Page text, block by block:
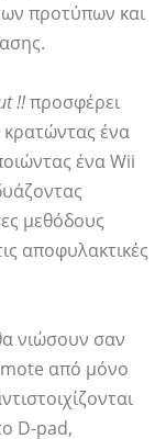
προτύπων και
!!προσφέρει
κρατώντας ένα
ένα Wii
μεθόδους
αποφυλακτικές
νιώσουν σαν
από μόνο
D-pad,